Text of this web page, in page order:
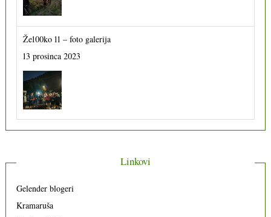
Že100ko 11 – foto galerija
13 prosinca 2023
Linkovi
Gelender blogeri
Kramaruša